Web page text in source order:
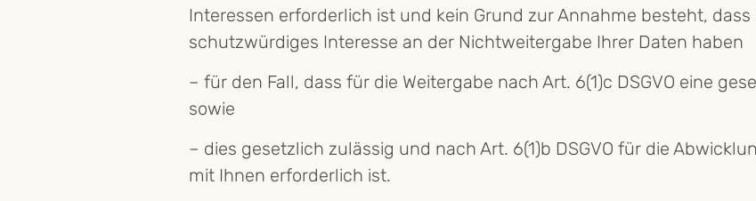
Interessen erforderlich ist und kein Grund zur Annahme besteht,
schutzwürdiges Interesse an der Nichtweitergabe Ihrer Daten haben
– für den Fall, dass für die Weitergabe nach Art. 6(1)c DSGVO eine
sowie
– dies gesetzlich zulässig und nach Art. 6(1)b DSGVO für die
mit Ihnen erforderlich ist.